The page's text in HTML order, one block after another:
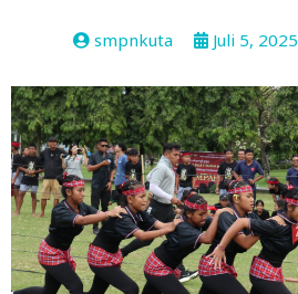
smpnkuta Juli 5, 2025